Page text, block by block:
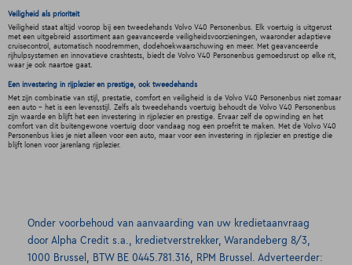
Veiligheid als prioriteit
Veiligheid staat altijd voorop bij een tweedehands Volvo V40 Personenbus. Elk voertuig is uitgerust
met een uitgebreid assortiment aan geavanceerde veiligheidsvoorzieningen, waaronder adaptieve
cruisecontrol, automatisch noodremmen, dodehoekwaarschuwing en meer. Met geavanceerde
rijhulpsystemen en innovatieve crashtests, biedt de Volvo V40 Personenbus gemoedsrust op elke rit,
waar je ook naartoe gaat.
Een investering in rijplezier en prestige, ook tweedehands
Met zijn combinatie van stijl, prestatie, comfort en veiligheid is de Volvo V40 Personenbus niet zomaar
een auto - het is een levensstijl. Zelfs als tweedehands voertuig behoudt de Volvo V40 Personenbus
zijn waarde en blijft het een investering in rijplezier en prestige. Ervaar zelf de opwinding en het
comfort van dit buitengewone voertuig door vandaag nog een proefrit te maken. Met de Volvo V40
Personenbus kies je niet alleen voor een auto, maar voor een investering in rijplezier en prestige die
blijft lonen voor jarenlang rijplezier.
Onder voorbehoud van aanvaarding van uw kredietaanvraag
door Alpha Credit s.a., kredietverstrekker, Warandeberg 8/3,
1000 Brussel, BTW BE 0445.781.316, RPM Brussel. Adverteerder: